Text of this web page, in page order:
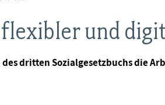
und
dritten Sozialgesetzbuchs die